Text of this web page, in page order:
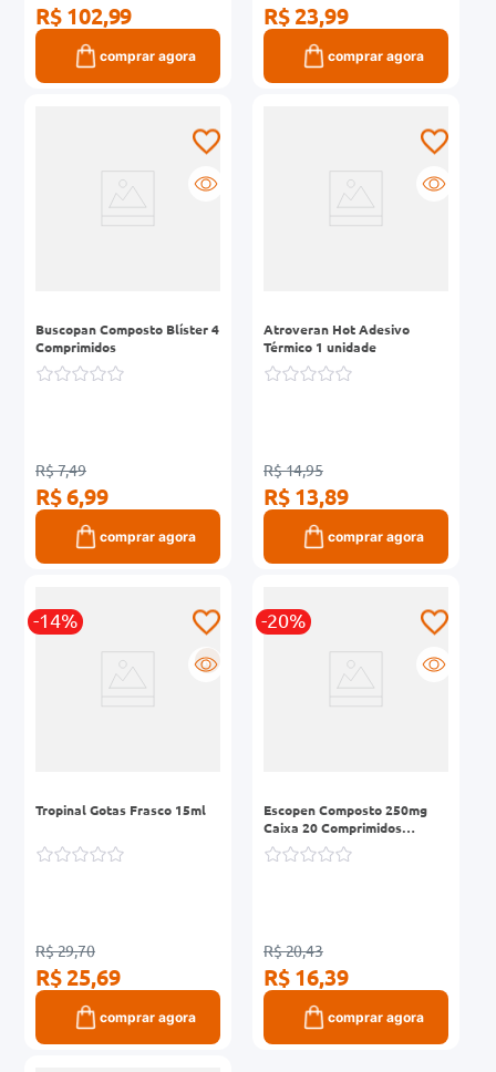
R$ 102,99
comprar agora
R$ 23,99
comprar agora
Buscopan Composto Blíster 4
Comprimidos
R$ 7,49
R$ 6,99
comprar agora
Atroveran Hot Adesivo
Térmico 1 unidade
R$ 14,95
R$ 13,89
comprar agora
-14%
R
Tropinal Gotas Frasco 15ml
R$ 29,70
R$ 25,69
comprar agora
-20%
Escopen Composto 250mg
Caixa 20 Comprimidos
Revestidos
R$ 20,43
R$ 16,39
comprar agora